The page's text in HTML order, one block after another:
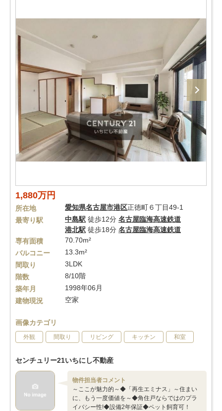
1,880万円
所在地 愛知県名古屋市港区正徳町６丁目49-1
最寄り駅
中島駅 徒歩12分 名古屋臨海高速鉄道
港北駅 徒歩18分 名古屋臨海高速鉄道
専有面積
70.70m²
バルコニー
13.3m²
間取り
3LDK
階数
8/10階
築年月
1998年06月
建物現況
空家
画像カテゴリ
外観 間取り リビング キッチン 和室
センチュリー21いちにし不動産
物件担当者コメント
～ここが魅力的～◆「再生エミナス」～住まい
に、もう一度価値を～◆角住戸ならではのプラ
イバシー性!◆設備2年保証◆ペット飼育可！